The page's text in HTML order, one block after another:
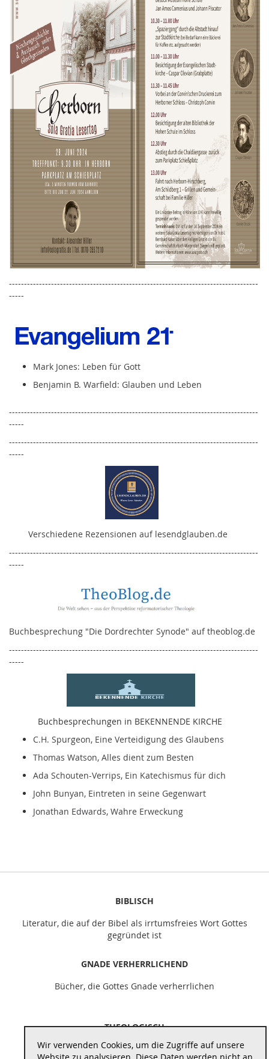
-----------------------------------------------------------------------------------
-----
Mark Jones: Leben für Gott
Benjamin B. Warfield: Glauben und Leben
-----------------------------------------------------------------------------------
-----
-----------------------------------------------------------------------------------
-----
Verschiedene Rezensionen auf lesendglauben.de
-----------------------------------------------------------------------------------
-----
Buchbesprechung "Die Dordrechter Synode" auf theoblog.de
-----------------------------------------------------------------------------------
-----
Buchbesprechungen in BEKENNENDE KIRCHE
C.H. Spurgeon, Eine Verteidigung des Glaubens
Thomas Watson, Alles dient zum Besten
Ada Schouten-Verrips, Ein Katechismus für dich
John Bunyan, Eintreten in seine Gegenwart
Jonathan Edwards, Wahre Erweckung
Wir verwenden Cookies, um die Zugriffe auf unsere
BIBLISCH
Literatur, die auf der Bibel als irrtumsfreies Wort Gottes
gegründet ist
GNADE VERHERRLICHEND
Bücher, die Gottes Gnade verherrlichen
THEOLOGISCH
Literatur, die theologisch vertieft und schult